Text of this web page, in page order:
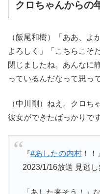
クロちゃんからの
（飯尾和樹）「ああ、よ
よろしく」「こちらこそ
閉じましたね。あんな
っているんだなって思っ
（中川剛）ねえ。クロち
彼女ができたばっかりで
『#あしたの内村！！
2023/1/16放送 見逃
「あした来そう！」